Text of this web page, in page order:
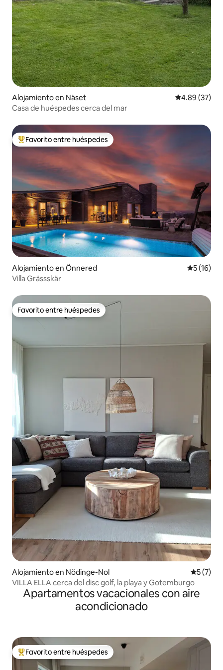
Alojamiento en Näset Calificación
4.89 (37)
Casa de huéspedes cerca del mar
Favorito entre huéspedes preferido
Favorito entre huéspedes
Alojamiento en Önnered
5 (16)
Villa Grässskär
Favorito entre huéspedes
Favorito entre huéspedes
Alojamiento en Nödinge-Nol
5 (7)
VILLA ELLA cerca del disc golf, la playa y Gotemburgo
Apartamentos vacacionales con aire
acondicionado
Favorito entre huéspedes preferido
Favorito entre huéspedes